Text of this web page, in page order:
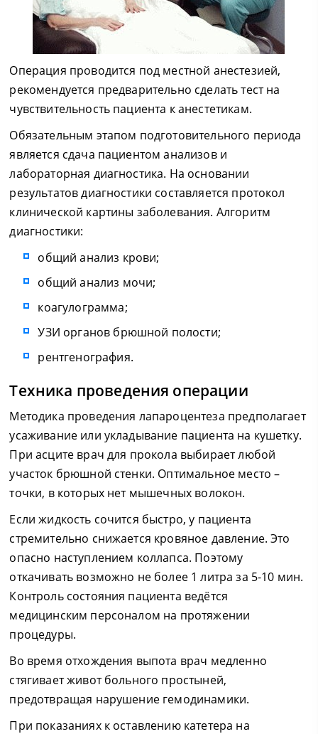
Операция проводится под местной анестезией,
рекомендуется предварительно сделать тест на
чувствительность пациента к анестетикам.
Обязательным этапом подготовительного периода
является сдача пациентом анализов и
лабораторная диагностика. На основании
результатов диагностики составляется протокол
клинической картины заболевания. Алгоритм
диагностики:
общий анализ крови;
общий анализ мочи;
коагулограмма;
УЗИ органов брюшной полости;
рентгенография.
Техника проведения операции
Методика проведения лапароцентеза предполагает
усаживание или укладывание пациента на кушетку.
При асците врач для прокола выбирает любой
участок брюшной стенки. Оптимальное место –
точки, в которых нет мышечных волокон.
Если жидкость сочится быстро, у пациента
стремительно снижается кровяное давление. Это
опасно наступлением коллапса. Поэтому
откачивать возможно не более 1 литра за 5-10 мин.
Контроль состояния пациента ведётся
медицинским персоналом на протяжении
процедуры.
Во время отхождения выпота врач медленно
стягивает живот больного простыней,
предотвращая нарушение гемодинамики.
При показаниях к оставлению катетера на